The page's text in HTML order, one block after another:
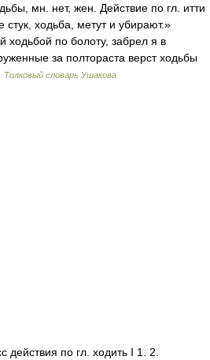
мн. нет, жен. Действие по гл. итти
стук, ходьба, метут и убирают.»
ходьбой по болоту, забрел я в
за полтораста верст ходьбы
Толковый словарь Ушакова
по гл. ходить I 1. 2.